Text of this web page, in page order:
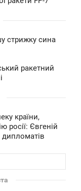
стрижку сина
ракетний
країни,
росії: Євгеній